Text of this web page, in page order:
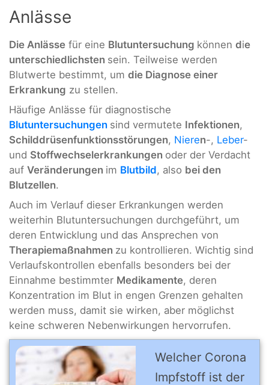
Anlässe
Die Anlässe für eine Blutuntersuchung können die
unterschiedlichsten sein. Teilweise werden
Blutwerte bestimmt, um die Diagnose einer
Erkrankung zu stellen.
Häufige Anlässe für diagnostische
Blutuntersuchungen sind vermutete Infektionen,
Schilddrüsenfunktionsstörungen, Nieren-, Leber-
und Stoffwechselerkrankungen oder der Verdacht
auf Veränderungen im Blutbild, also bei den
Blutzellen.
Auch im Verlauf dieser Erkrankungen werden
weiterhin Blutuntersuchungen durchgeführt, um
deren Entwicklung und das Ansprechen von
Therapiemaßnahmen zu kontrollieren. Wichtig sind
Verlaufskontrollen ebenfalls besonders bei der
Einnahme bestimmter Medikamente, deren
Konzentration im Blut in engen Grenzen gehalten
werden muss, damit sie wirken, aber möglichst
keine schweren Nebenwirkungen hervorrufen.
Welcher Corona
Impfstoff ist der